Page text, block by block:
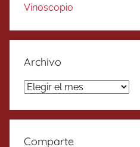
Vinoscopio
Archivo
Archivo
Comparte